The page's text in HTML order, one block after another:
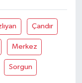
Çandır
Merkez
Sorgun